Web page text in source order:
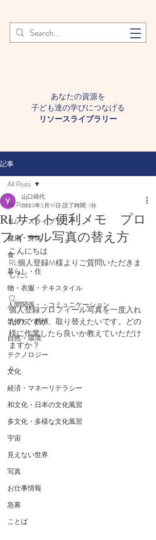
登録者様へ 個人情報の取り扱
いについて Learn More
あなたの資源を
子ども達の学びにつなげる​
​リソースライブラリー
記事
All Posts
リソースライブラリー
健康・身体
食
暮らし・住
物・衣服・テキスタイル
人間関係・・コミュニケーション
気持ち・感情
自然・環境
テクノロジー
文化
経済・マネーリテラシー
和文化・日本の文化風習
多文化・多様な文化風習
宇宙
見えない世界
写真
お仕事情報
急募
ことば
All Posts
RLサイト便利メモ プロ
フィール写真の替え方
山口靖代
2023年3月19日 読了時間: 1分
こんにちは
RL個人登録M様よりご質問いただきま
した。
Q.
個人登録プロフィール写真を一度入れ
たのですが、取り替えたいです。どの
様に作業したら良いか教えていただけ
ますか？
A.